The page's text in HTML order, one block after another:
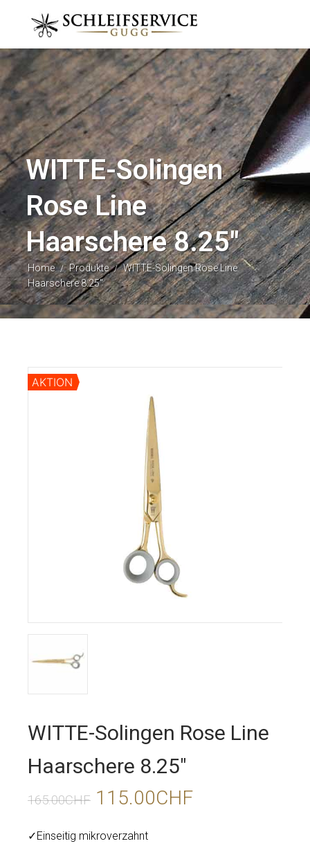
WITTE-Solingen
Rose Line
Haarschere 8.25″
Home / Produkte / WITTE-Solingen Rose Line
Haarschere 8.25″
AKTION
WITTE-Solingen Rose Line
Haarschere 8.25″
165.00CHF 115.00CHF
✓Einseitig mikroverzahnt